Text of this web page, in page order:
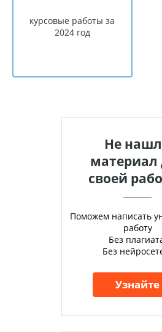
курсовые работы за
2024 год
Не
материал
своей
Поможем написать
работу
Без
Без
Узнайте